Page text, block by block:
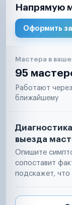
Напрямую
Оформить
Мастера в
95
Работают
ближайшему
выезда
Опишите
сопоставит
подскажет, что